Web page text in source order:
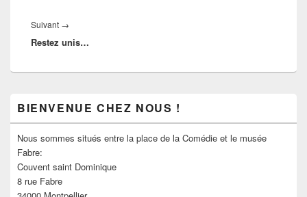
Suivant →
suivant :
Restez unis…
principale
de
widget
pour
barre
latérale
BIENVENUE CHEZ NOUS !
Nous sommes situés entre la place de la Comédie et le musée
Fabre:
Couvent saint Dominique
8 rue Fabre